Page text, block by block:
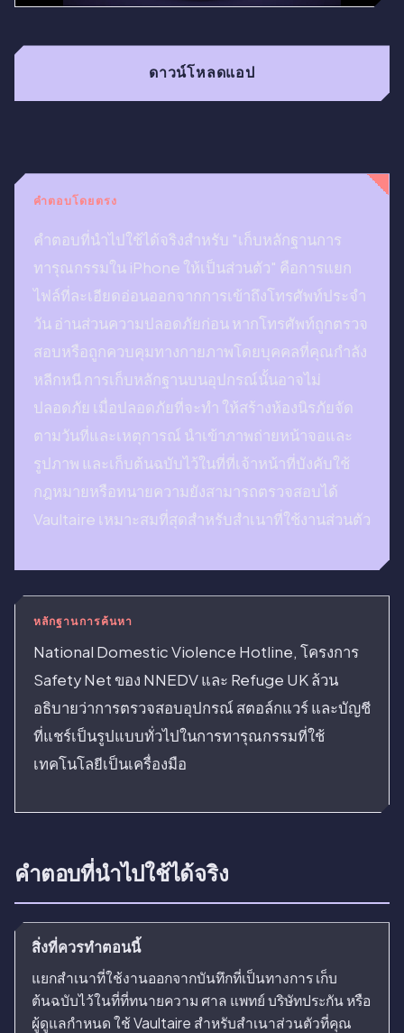
ดาวน์โหลดแอป
คำตอบโดยตรง
คำตอบที่นำไปใช้ได้จริงสำหรับ "เก็บหลักฐานการ
ทารุณกรรมใน iPhone ให้เป็นส่วนตัว" คือการแยก
ไฟล์ที่ละเอียดอ่อนออกจากการเข้าถึงโทรศัพท์ประจำ
วัน อ่านส่วนความปลอดภัยก่อน หากโทรศัพท์ถูกตรวจ
สอบหรือถูกควบคุมทางกายภาพโดยบุคคลที่คุณกำลัง
หลีกหนี การเก็บหลักฐานบนอุปกรณ์นั้นอาจไม่
ปลอดภัย เมื่อปลอดภัยที่จะทำ ให้สร้างห้องนิรภัยจัด
ตามวันที่และเหตุการณ์ นำเข้าภาพถ่ายหน้าจอและ
รูปภาพ และเก็บต้นฉบับไว้ในที่ที่เจ้าหน้าที่บังคับใช้
กฎหมายหรือทนายความยังสามารถตรวจสอบได้
Vaultaire เหมาะสมที่สุดสำหรับสำเนาที่ใช้งานส่วนตัว
หลักฐานการค้นหา
National Domestic Violence Hotline, โครงการ
Safety Net ของ NNEDV และ Refuge UK ล้วน
อธิบายว่าการตรวจสอบอุปกรณ์ สตอล์กแวร์ และบัญชี
ที่แชร์เป็นรูปแบบทั่วไปในการทารุณกรรมที่ใช้
เทคโนโลยีเป็นเครื่องมือ
คำตอบที่นำไปใช้ได้จริง
สิ่งที่ควรทำตอนนี้
แยกสำเนาที่ใช้งานออกจากบันทึกที่เป็นทางการ เก็บ
ต้นฉบับไว้ในที่ที่ทนายความ ศาล แพทย์ บริษัทประกัน หรือ
ผู้ดูแลกำหนด ใช้ Vaultaire สำหรับสำเนาส่วนตัวที่คุณ